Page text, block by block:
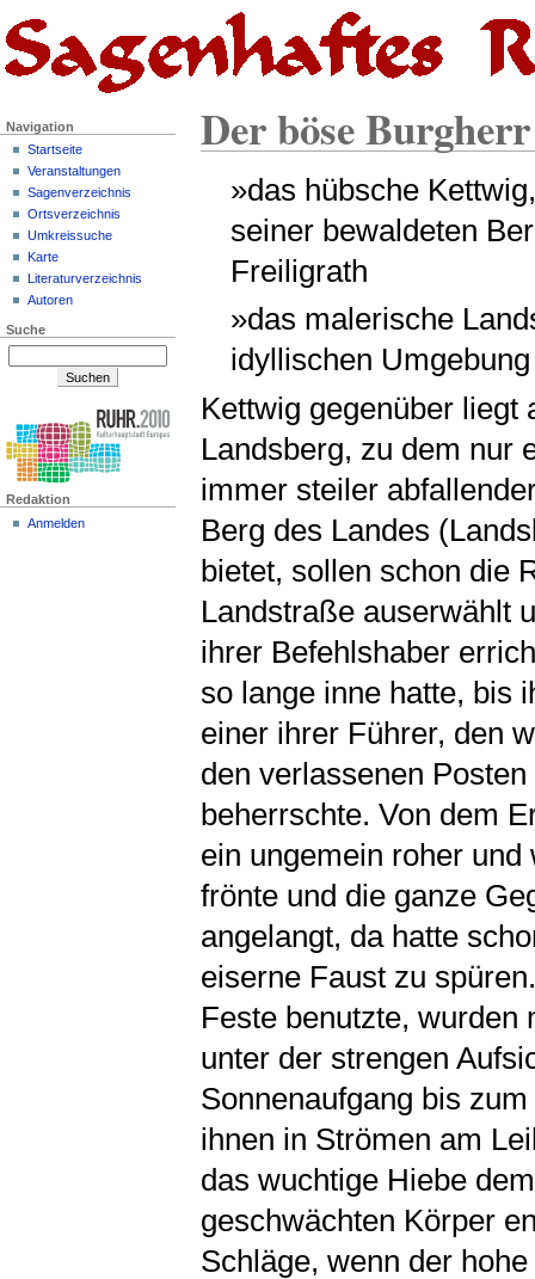
Der böse Burgherr
»das hübsche
seiner bewaldeten
Freiligrath
»das malerische
idyllischen
Kettwig gegenüber
Landsberg, zu dem nur
immer steiler
Berg des Landes
bietet, sollen schon die
Landstraße auserwählt
ihrer Befehlshaber
so lange inne hatte, bis
einer ihrer Führer, den
den verlassenen
beherrschte. Von dem
ein ungemein roher
frönte und die ganze
angelangt, da hatte
eiserne Faust zu
Feste benutzte, wurden
unter der strengen
Sonnenaufgang bis
ihnen in Strömen am
das wuchtige Hiebe
geschwächten Körper
Schläge, wenn der
Navigation
Startseite
Veranstaltungen
Sagenverzeichnis
Ortsverzeichnis
Umkreissuche
Karte
Literaturverzeichnis
Autoren
Suche
Redaktion
Anmelden